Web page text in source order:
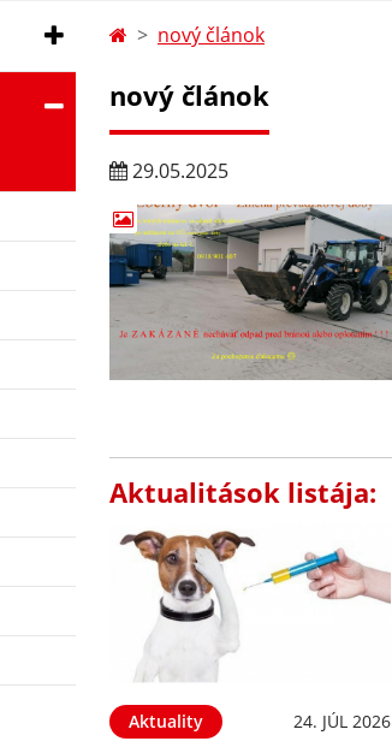
nový článok
nový článok
29.05.2025
Aktualitások listája:
Aktuality 24. JÚL 2026